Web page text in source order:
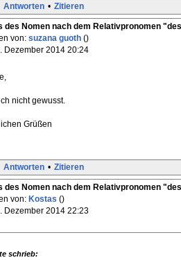
Antworten • Zitieren
des Nomen nach dem Relativpronomen
von: suzana guoth ()
Dezember 2014 20:24
nicht gewusst.
Grüßen
Antworten • Zitieren
des Nomen nach dem Relativpronomen
von: Kostas ()
Dezember 2014 22:23
schrieb: